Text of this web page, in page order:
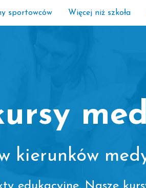
sportowców Więcej niż szkoła
kierunków